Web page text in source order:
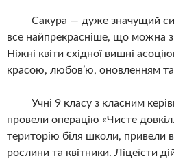
Сакура — дуже значущий
все найпрекрасніше, що можна
Ніжні квіти східної вишні
красою, любов’ю, оновленням
Учні 9 класу з класним
провели операцію «Чисте
територію біля школи, привели
рослини та квітники. Ліцеїсти